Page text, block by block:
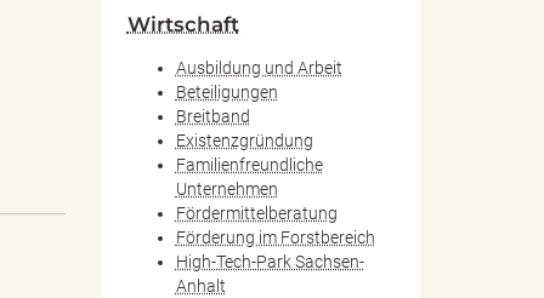
Wirtschaft
Ausbildung und Arbeit
Beteiligungen
Breitband
Existenzgründung
Familienfreundliche
Unternehmen
Fördermittelberatung
Förderung im Forstbereich
High-Tech-Park Sachsen-
Anhalt